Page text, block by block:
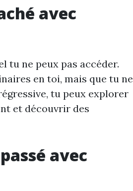
avec
tu ne peux pas accéder.
en toi, mais que tu ne
tu peux explorer
et découvrir des
avec